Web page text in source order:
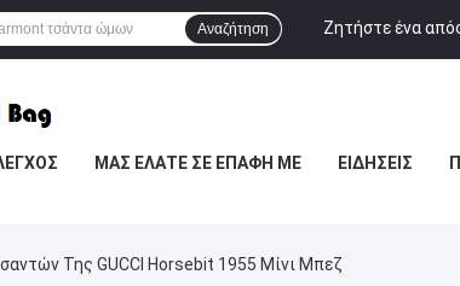
Ζητήστε ένα
Αναζήτηση
ΜΑΣ ΕΛΆΤΕ ΣΕ ΕΠΑΦΉ ΜΕ ΕΙΔΉΣΕΙΣ
Της GUCCI Horsebit 1955 Μίνι Μπεζ